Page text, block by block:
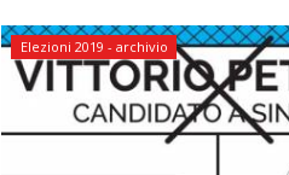
Elezioni 2019 - archivio